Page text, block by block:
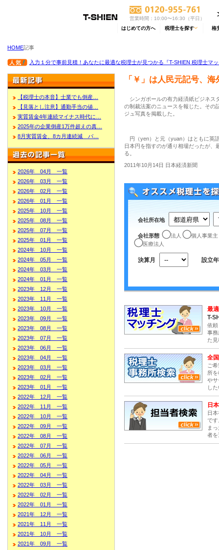
営業時間：10:00〜16:30（平日）
はじめての方へ 税理士を探す 格
HOME記事
入力１分で事前見積！あなたに最適な税理士が見つかる『T-SHIEN 税理士マ
【税理士の本音】士業でも倒産…
【見落とし注意】通勤手当の値…
実質賃金4年連続マイナス時代に…
2025年の企業倒産1万件超えの真…
8月実質賃金、8カ月連続減 パ…
2026年 04月 一覧
2026年 03月 一覧
2026年 02月 一覧
2026年 01月 一覧
2025年 10月 一覧
2025年 08月 一覧
2025年 07月 一覧
2025年 01月 一覧
2024年 10月 一覧
2024年 05月 一覧
2024年 03月 一覧
2024年 01月 一覧
2023年 12月 一覧
2023年 11月 一覧
2023年 10月 一覧
2023年 09月 一覧
2023年 08月 一覧
2023年 07月 一覧
2023年 06月 一覧
2023年 04月 一覧
2023年 03月 一覧
2023年 02月 一覧
2023年 01月 一覧
2022年 12月 一覧
2022年 11月 一覧
2022年 10月 一覧
2022年 09月 一覧
2022年 08月 一覧
2022年 07月 一覧
2022年 06月 一覧
2022年 05月 一覧
2022年 04月 一覧
2022年 03月 一覧
2022年 02月 一覧
2022年 01月 一覧
2021年 12月 一覧
2021年 11月 一覧
2021年 10月 一覧
2021年 09月 一覧
「￥」は人民元記号、
シンガポールの有力経済紙ビジネス
の制裁法案のニュースを報じた。その
ジュ写真を掲載した。
円（yen）と元（yuan）はともに英
日本円を指すのが通り相場だったが、
る。
2011年10月14日 日本経済新聞
会社所在地
会社形態 法人
個人事業主
医療法人
決算月 設立年
最適
T-
依頼
事務
た
全
ご
所
やサ
し
日
日
です
ま
者を